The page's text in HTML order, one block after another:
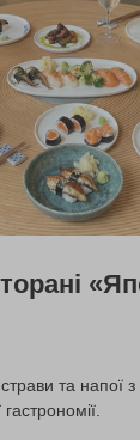
та напої